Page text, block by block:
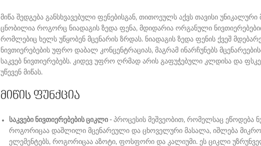
მიწა შედგება განსხვავებული ფენებისგან, თითოეულს აქვს თავისი
ცნობილია როგორც ნიადაგის ზედა ფენა, მდიდარია ორგანული
რომლებიც ხელს უწყობენ მცენარის ზრდას. ნიადაგის ზედა ფენის ქვეშ
ნივთიერებების უფრო დაბალ კონცენტრაციას, მაგრამ ინარჩუნებს
საკვებ ნივთიერებებს. კიდევ უფრო ღრმად არის გაფუჭებული კლდისა და
უწევენ მიწას.
მიწის ფუნქცია
საკვები ნივთიერებების ციკლი - პროცესის მეშვეობით, რომელსაც ეწოდება
როგორიცაა დაშლილი მცენარეული და ცხოველური მასალა, იშლება
ელემენტებს, როგორიცაა აზოტი, ფოსფორი და კალიუმი. ეს ციკლი